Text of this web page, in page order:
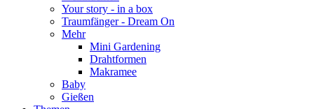
Your story - in a box
Traumfänger - Dream On
Mehr
Mini Gardening
Drahtformen
Makramee
Baby
Gießen